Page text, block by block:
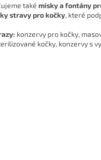
také misky a fontány
stravy pro kočky, které
konzervy pro kočky,
kočky, konzervy s